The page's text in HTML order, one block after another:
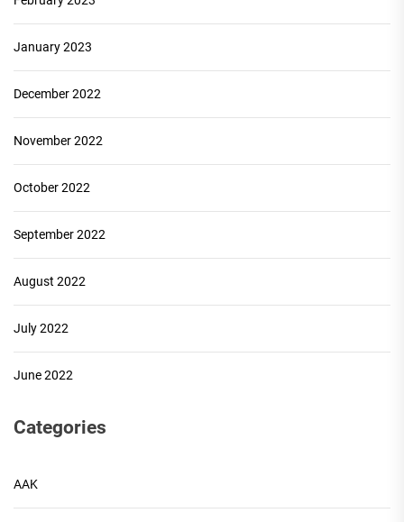
January 2023
December 2022
November 2022
October 2022
September 2022
August 2022
July 2022
June 2022
Categories
AAK